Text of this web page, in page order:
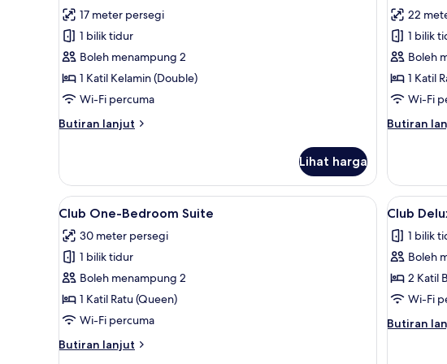
untuk
Superior
Double
Room
ulasan)
17 meter persegi
1 bilik tidur
Boleh menampung 2
1 Katil Kelamin (Double)
Wi-Fi percuma
Butiran lanjut
Butiran
Double
Room
Lihat harga
untuk
Club
Deluxe
Room
ulasan)
22
1 bilik
Boleh
1 Katil
Wi-Fi
Butiran
Butiran
Deluxe
Room
Lihat
semua
foto
untuk
Club
One-
Bedroom
Club One-Bedroom Suite | Peti besi dalam
9
Club One-Bedroom Suite
30 meter persegi
1 bilik tidur
Boleh menampung 2
1 Katil Ratu (Queen)
Wi-Fi percuma
Butiran lanjut
Butiran
Lihat
semua
foto
untuk
Club
Deluxe
Room
13
Club
1 bilik
Boleh
2 Katil
Wi-Fi
Butiran
Butiran